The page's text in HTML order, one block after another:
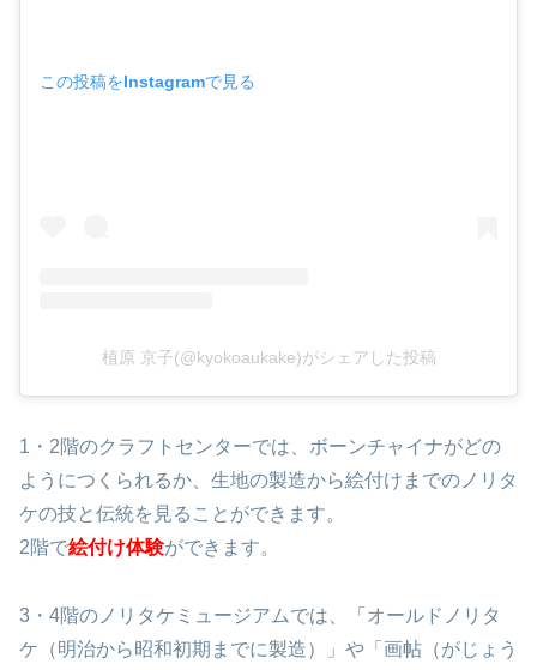
この投稿をInstagramで見る
植原 京子(@kyokoaukake)がシェアした投稿
1・2階のクラフトセンターでは、ボーンチャイナがどの
ようにつくられるか、生地の製造から絵付けまでのノリタ
ケの技と伝統を見ることができます。
2階で絵付け体験ができます。
3・4階のノリタケミュージアムでは、「オールドノリタ
ケ（明治から昭和初期までに製造）」や「画帖（がじょう